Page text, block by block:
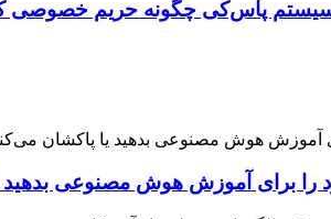
را برای آموزش هوش مصنوعی